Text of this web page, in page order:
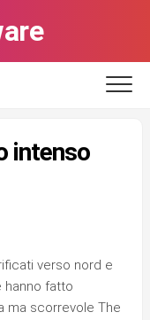
intenso
verso nord e
hanno fatto
ma scorrevole The